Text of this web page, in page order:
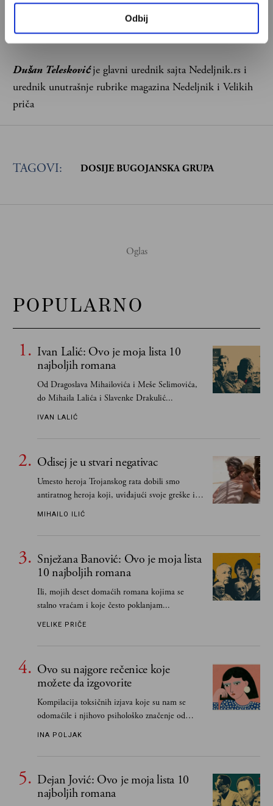
Odbij
Već imate nalog?Ulogujte se
Dušan Teleskovićje glavni urednik sajta Nedeljnik.rs i
urednik unutrašnje rubrike magazina Nedeljnik i Velikih
priča
TAGOVI: DOSIJE BUGOJANSKA GRUPA
POPULARNO
Ivan Lalić: Ovo je moja lista 10
najboljih romana
Od Dragoslava Mihailovića i Meše Selimovića,
do Mihaila Lalića i Slavenke Drakulić...
IVAN LALIĆ
Odisej je u stvari negativac
Umesto heroja Trojanskog rata dobili smo
antiratnog heroja koji, uviđajući svoje greške i
učeći na njima, shvata da postoje stvari koje su
MIHAILO ILIĆ
Snježana Banović: Ovo je moja lista
10 najboljih romana
Ili, mojih deset domaćih romana kojima se
stalno vraćam i koje često poklanjam...
VELIKE PRIČE
Ovo su najgore rečenice koje
možete da izgovorite
Kompilacija toksičnih izjava koje su nam se
odomaćile i njihovo psihološko značenje od
INA POLJAK
Dejan Jović: Ovo je moja lista 10
najboljih romana